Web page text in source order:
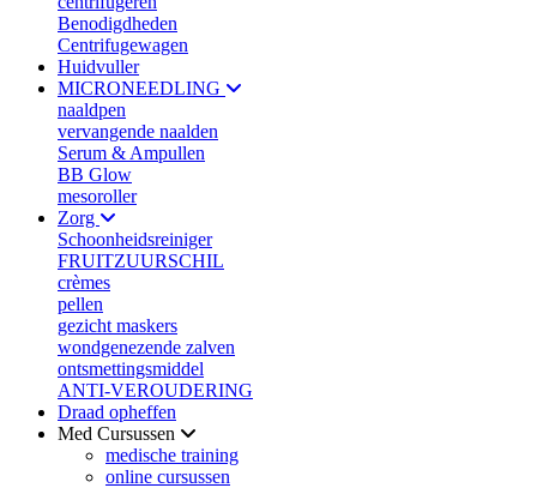
Benodigdheden
Centrifugewagen
Huidvuller
MICRONEEDLING
naaldpen
vervangende naalden
Serum & Ampullen
BB Glow
mesoroller
Zorg
Schoonheidsreiniger
FRUITZUURSCHIL
crèmes
pellen
gezicht maskers
wondgenezende zalven
ontsmettingsmiddel
ANTI-VEROUDERING
Draad opheffen
Med Cursussen
medische training
online cursussen